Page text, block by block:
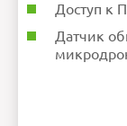
Доступ к
Датчик